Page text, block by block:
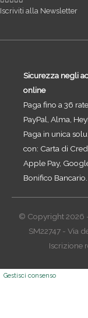
Iscriviti alla Newsletter
Sicurezza negli
online
Paga fino a 36
PayPal, Alma,
Paga in unica
con: Carta di
Apple Pay,
Bonifico Bancario.
© Copyright 2026
SM22747 - Via
Iscrizione
Gestisci consenso